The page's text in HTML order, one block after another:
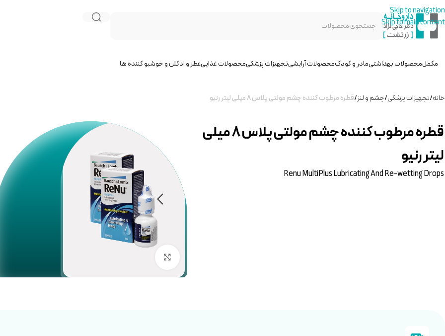
Skip to navigation
Skip to main content
مکملمحصولات بهداشتیمادر و کودکمحصولات آرایشیتجهیزات پزشکیمحصولات غذاییعطر و ادکلن و خوشبو کننده ها
خانه/تجهیزات پزشکی/چشم و لنز/قطره مرطوب کننده چشم مولتی پلاس ۸ میلی لیتر رنیو
قطره مرطوب کننده چشم مولتی پلاس ۸ میلی
لیتر رنیو
Renu MultiPlus Lubricating And Re-wetting Drops